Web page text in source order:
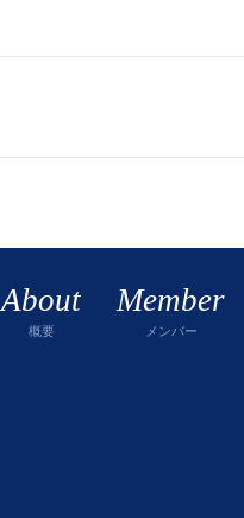
About
概要
Member
メンバー